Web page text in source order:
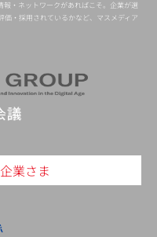
・ネットワークがあればこそ。企業が選
・採用されているかなど、マスメディア
業さま